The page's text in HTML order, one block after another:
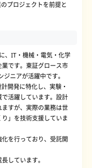
プロジェクトを前提と
、IT・機械・電気・化学
です。東証グロース市
ニアが活躍中です。
開発に特化し、実験・
活躍しています。設計
すが、実際の業務は世
」を技術支援していま
を行っており、受託開
しています。